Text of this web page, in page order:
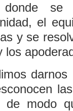
se
el
y se
los
modo